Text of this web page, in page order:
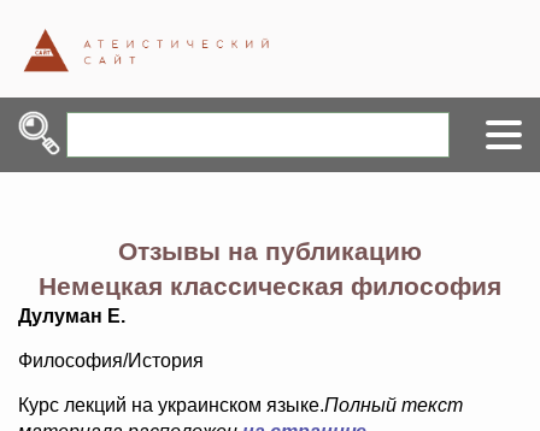
Отзывы на публикацию
Немецкая классическая философия
Дулуман Е.
Философия/История
Курс лекций на украинском языке.Полный текст